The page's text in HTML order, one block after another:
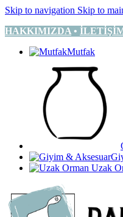
Skip to navigation Skip to
HAKKIMIZDA •
Mutfak
Uzak